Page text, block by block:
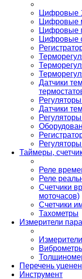
Цифровые
Цифровые
Цифровые
Цифровые
Датчики
Датчики
Таймеры,
Реле
Реле
Счетчики
моточасов)
Счетчики
Тахометры
Измерители
Перечень
Инструмент